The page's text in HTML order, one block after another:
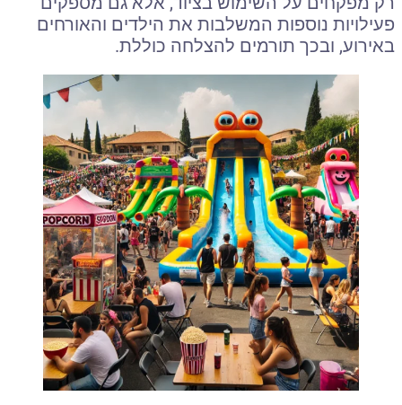
פעילויות נוספות המשלבות את הילדים והאורחים
באירוע, ובכך תורמים להצלחה כוללת.